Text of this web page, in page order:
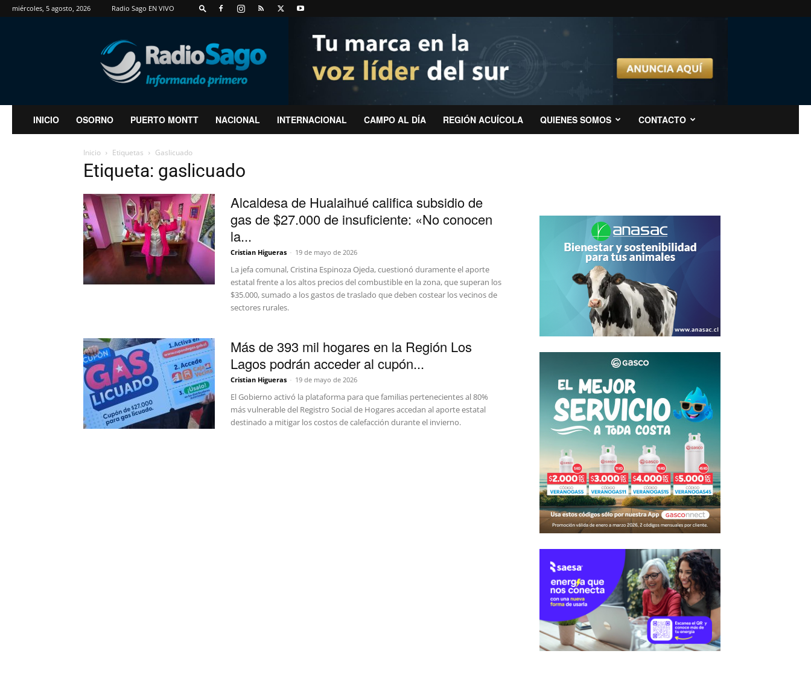
miércoles, 5 agosto, 2026 Radio Sago EN VIVO
RadioSago
INICIO OSORNO PUERTO MONTT NACIONAL INTERNACIONAL CAMPO AL DÍA REGIÓN ACUÍCOLA QUIENES SOMOS CONTACTO
Inicio Etiquetas Gaslicuado
Etiqueta: gaslicuado
Alcaldesa de Hualaihué califica subsidio de
gas de $27.000 de insuficiente: «No conocen
la...
Cristian Higueras - 19 de mayo de 2026
La jefa comunal, Cristina Espinoza Ojeda, cuestionó duramente el aporte
estatal frente a los altos precios del combustible en la zona, que superan los
$35.000, sumado a los gastos de traslado que deben costear los vecinos de
sectores rurales.
Más de 393 mil hogares en la Región Los
Lagos podrán acceder al cupón...
Cristian Higueras - 19 de mayo de 2026
El Gobierno activó la plataforma para que familias pertenecientes al 80%
más vulnerable del Registro Social de Hogares accedan al aporte estatal
destinado a mitigar los costos de calefacción durante el invierno.